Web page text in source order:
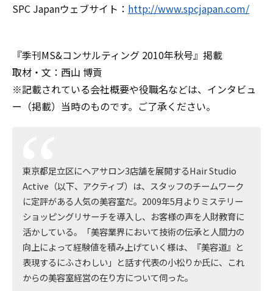
SPC Japanウェブサイト： http://www.spcjapan.com/
『季刊MS&コンサルティング 2010年秋号』掲載
取材・文：西山 博貢
※記載されている会社概要や役職名などは、インタビュ
ー（掲載）当時のものです。ご了承ください。
東京都足立区にヘアサロン3店舗を展開するHair Studio
Active（以下、アクティブ）は、スタッフのチームワーク
に定評がある人気の美容室だ。2009年5月よりミステリー
ショッピングリサーチを導入し、お客様の声を人財教育に
活かしている。「美容業界において技術の伝承と人間力の
向上によって経験値を積み上げていく様は、『美容道』と
表現するにふさわしい」と話す代表の小松りか氏に、これ
からの美容室経営の在り方について伺った。